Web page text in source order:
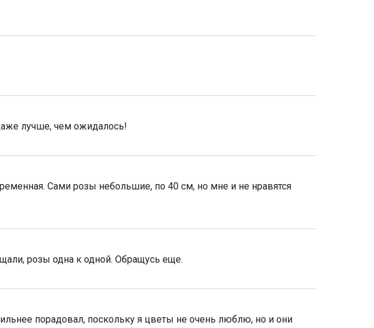
лучше, чем ожидалось!
Сами розы небольшие, по 40 см, но мне и не нравятся
розы одна к одной. Обращусь еще.
порадовал, поскольку я цветы не очень люблю, но и они